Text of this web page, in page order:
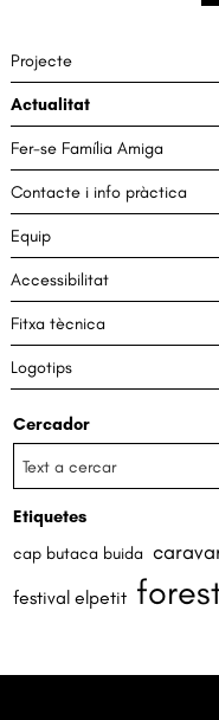
Projecte
Actualitat
Fer-se Família Amiga
Contacte i info pràctica
Equip
Accessibilitat
Fitxa tècnica
Logotips
Cercador
Etiquetes
cap butaca buida
festival elpetit